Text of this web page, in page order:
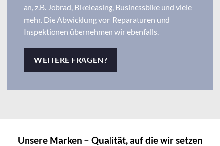
an, z.B. Jobrad, Bikeleasing, Businessbike und viele
mehr. Die Abwicklung von Reparaturen und
Inspektionen übernehmen wir ebenfalls.
WEITERE FRAGEN?
Unsere Marken – Qualität, auf die wir setzen